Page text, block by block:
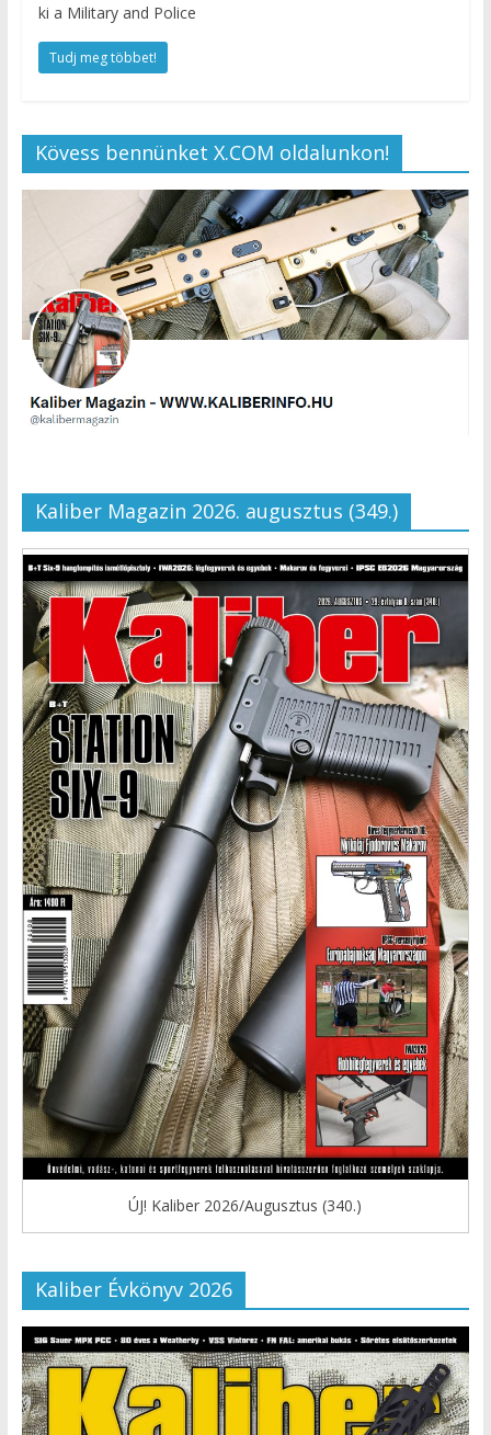
ki a Military and Police
Tudj meg többet!
Kövess bennünket X.COM oldalunkon!
Kaliber Magazin 2026. augusztus (349.)
ÚJ! Kaliber 2026/Augusztus (340.)
Kaliber Évkönyv 2026